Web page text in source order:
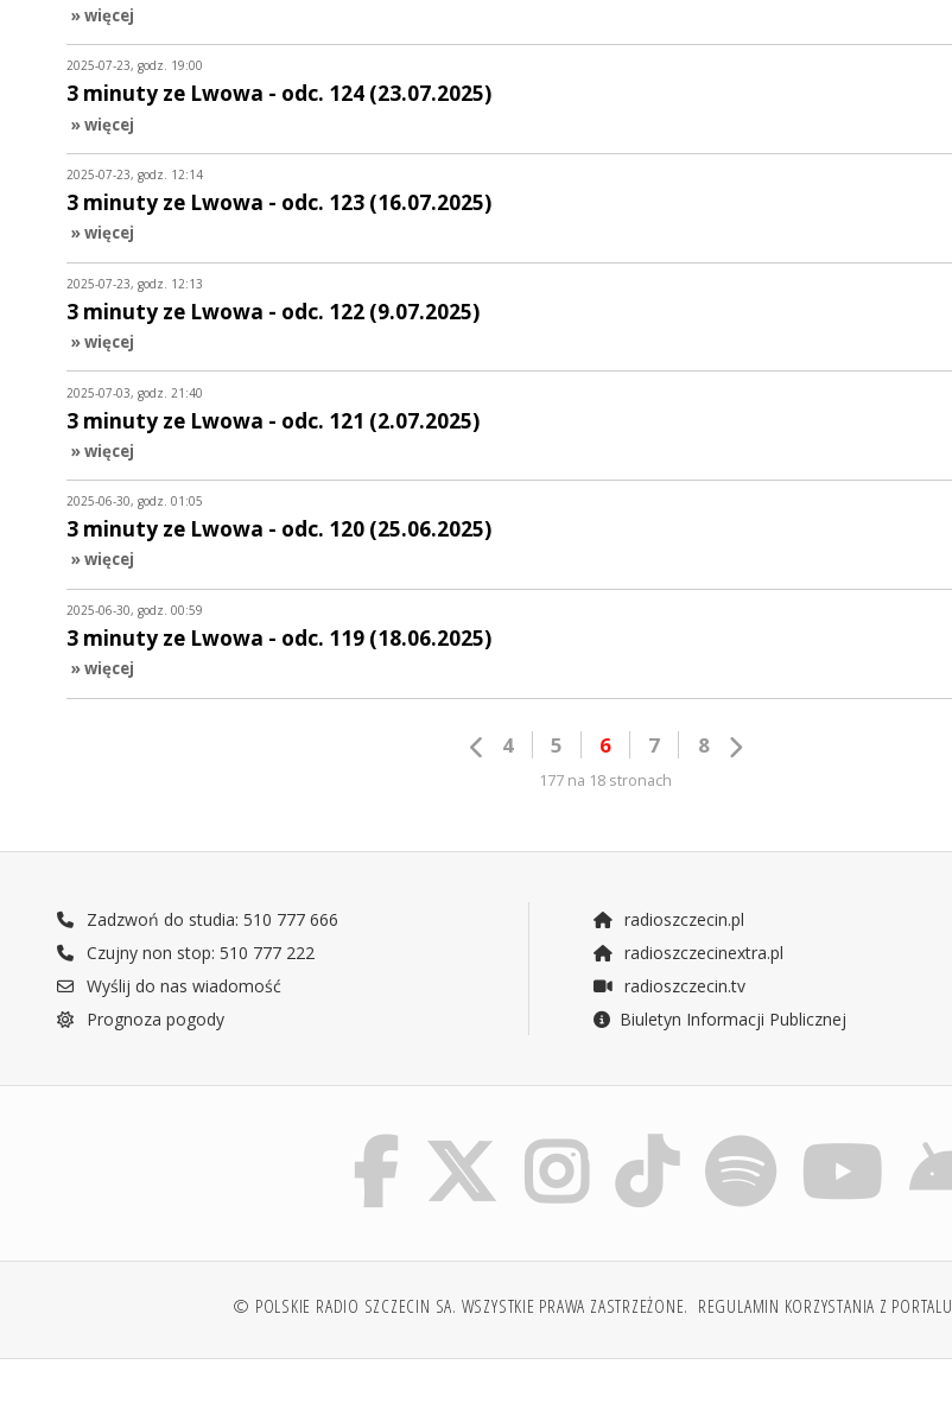
» więcej
2025-07-23, godz. 19:00
3 minuty ze Lwowa - odc. 124 (23.07.2025)
» więcej
2025-07-23, godz. 12:14
3 minuty ze Lwowa - odc. 123 (16.07.2025)
» więcej
2025-07-23, godz. 12:13
3 minuty ze Lwowa - odc. 122 (9.07.2025)
» więcej
2025-07-03, godz. 21:40
3 minuty ze Lwowa - odc. 121 (2.07.2025)
» więcej
2025-06-30, godz. 01:05
3 minuty ze Lwowa - odc. 120 (25.06.2025)
» więcej
2025-06-30, godz. 00:59
3 minuty ze Lwowa - odc. 119 (18.06.2025)
» więcej
4 5 6 7 8
177 na 18 stronach
Zadzwoń do studia: 510 777 666
Czujny non stop: 510 777 222
Wyślij do nas wiadomość
Prognoza pogody
radioszczecin.pl
radioszczecinextra.pl
radioszczecin.tv
Biuletyn Informacji Publicznej
© POLSKIE RADIO SZCZECIN SA. WSZYSTKIE PRAWA ZASTRZEŻONE. REGULAMIN KORZYSTANIA Z PORTALU